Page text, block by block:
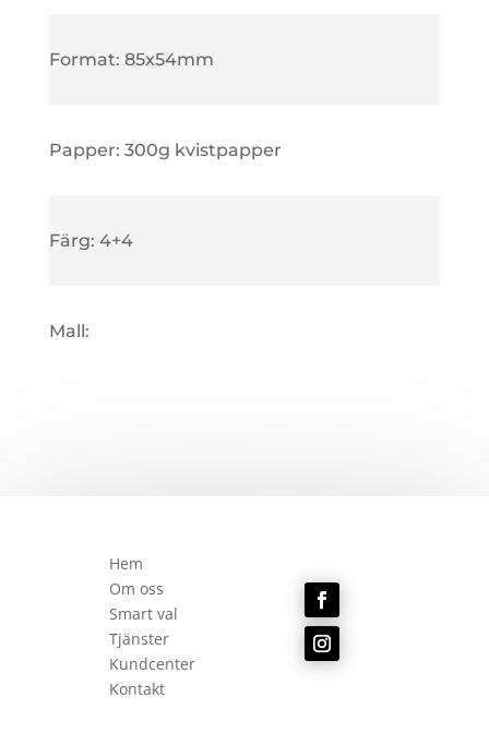
Format: 85x54mm
Papper: 300g kvistpapper
Färg: 4+4
Mall:
Hem
Om oss
Smart val
Tjänster
Kundcenter
Kontakt